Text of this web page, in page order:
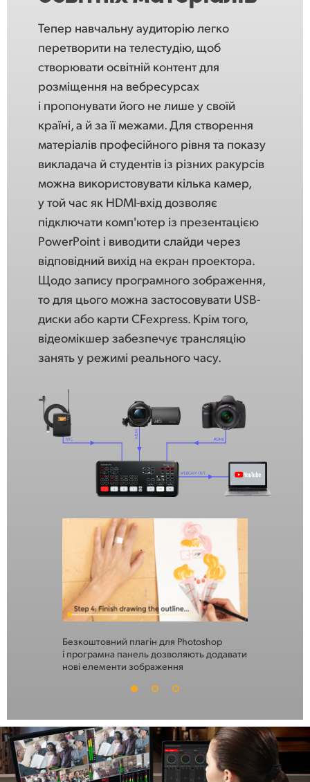
Безкоштовний плагін для Photoshop
і програмна панель дозволяють додавати
нові елементи зображення
Тепер навчальну аудиторію легко
перетворити на телестудію, щоб
створювати освітній контент для
розміщення на вебресурсах
і пропонувати його не лише у своїй
країні, а й за її межами. Для створення
матеріалів професійного рівня та показу
викладача й студентів із різних ракурсів
можна використовувати кілька камер,
у той час як HDMI-вхід дозволяє
підключати комп'ютер із презентацією
PowerPoint і виводити слайди через
відповідний вихід на екран проектора.
Щодо запису програмного зображення,
то для цього можна застосовувати USB-
диски або карти CFexpress. Крім того,
відеомікшер забезпечує трансляцію
занять у режимі реального часу.